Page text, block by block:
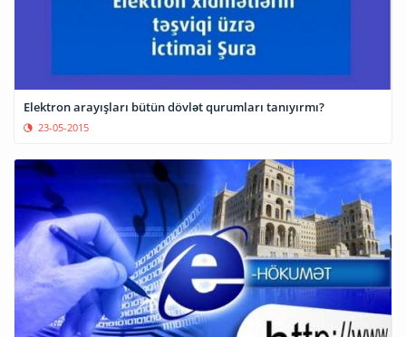
Elektron arayışları bütün dövlət qurumları tanıyırmı?
23-05-2015